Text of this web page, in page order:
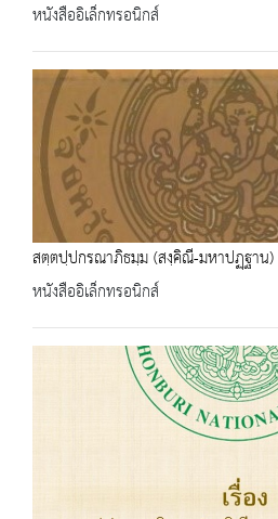
หนังสืออิเล็กทรอนิกส์
สตฺตปฺปกรณาภิธมฺม (สงฺคิณี-มหาปฏฺฐาน
หนังสืออิเล็กทรอนิกส์